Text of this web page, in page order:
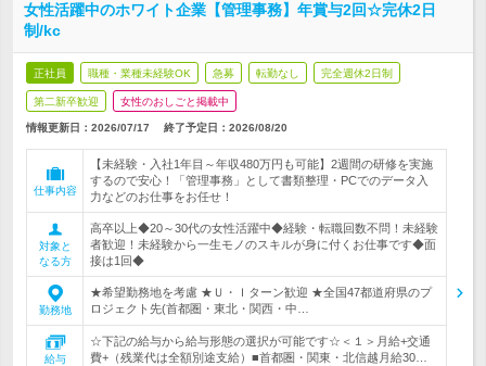
女性活躍中のホワイト企業【管理事務】年賞与2回☆完休2日
制/kc
正社員 職種・業種未経験OK 急募 転勤なし 完全週休2日制
第二新卒歓迎 女性のおしごと掲載中
情報更新日：2026/07/17 終了予定日： 2026/08/20
仕事内容
【未経験・入社1年目～年収480万円も可能】2週間の研修を実施
するので安心！「管理事務」として書類整理・PCでのデータ入
力などのお仕事をお任せ！
対象と
なる方
高卒以上◆20～30代の女性活躍中◆経験・転職回数不問！未経験
者歓迎！未経験から一生モノのスキルが身に付くお仕事です◆面
接は1回◆
勤務地
★希望勤務地を考慮 ★Ｕ・Ｉターン歓迎 ★全国47都道府県のプ
ロジェクト先(首都圏・東北・関西・中…
給与
☆下記の給与から給与形態の選択が可能です☆＜１＞月給+交通
費+（残業代は全額別途支給）■首都圏・関東・北信越月給30…